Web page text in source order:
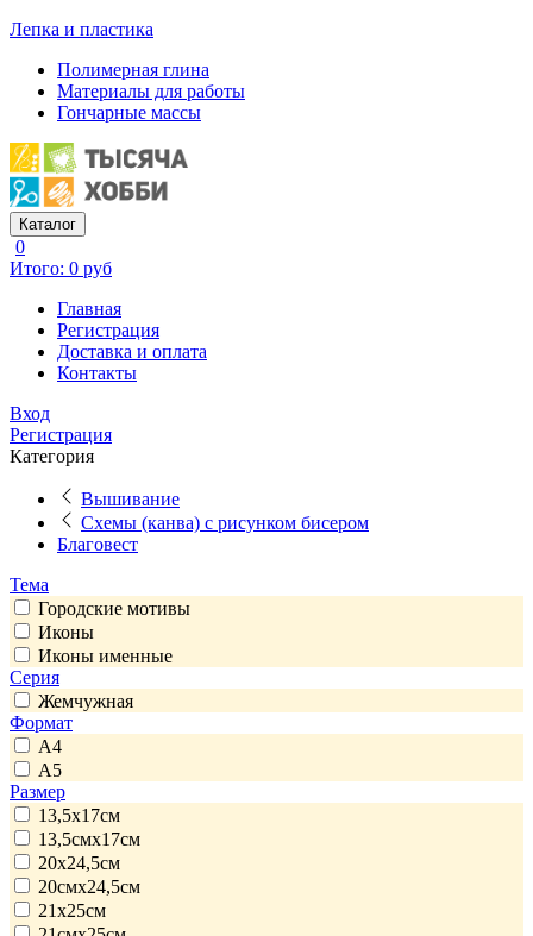
Лепка и пластика
Полимерная глина
Материалы для работы
Гончарные массы
Каталог
0
Итого: 0 руб
Главная
Регистрация
Доставка и оплата
Контакты
Вход
Регистрация
Категория
Вышивание
Схемы (канва) с рисунком бисером
Благовест
Тема
Городские мотивы
Иконы
Иконы именные
Серия
Жемчужная
Формат
А4
А5
Размер
13,5x17см
13,5смx17см
20x24,5см
20смx24,5см
21x25см